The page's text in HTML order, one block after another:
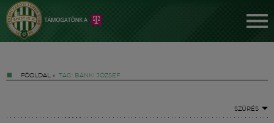
FŐOLDAL » TAG: BÁNKI JÓZSEF
SZŰRÉS